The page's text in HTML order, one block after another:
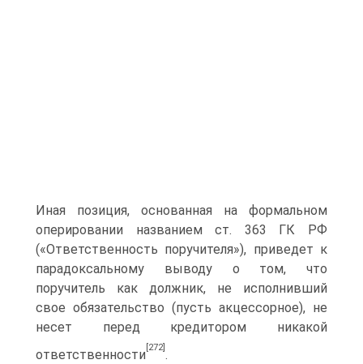
Иная позиция, основанная на формальном
оперировании названием ст. 363 ГК РФ
(«Ответственность поручителя»), приведет к
парадоксальному выводу о том, что
поручитель как должник, не исполнивший
свое обязательство (пусть акцессорное), не
несет перед кредитором никакой
ответственности
[272]
.